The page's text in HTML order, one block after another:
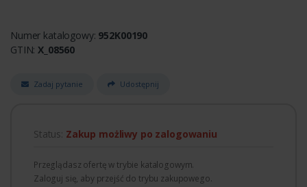
Numer katalogowy: 952K00190
GTIN:X_08560
Zadaj pytanie Udostępnij
Status: Zakup możliwy po zalogowaniu
Przeglądasz ofertę w trybie katalogowym.
Zaloguj się, aby przejść do trybu zakupowego.